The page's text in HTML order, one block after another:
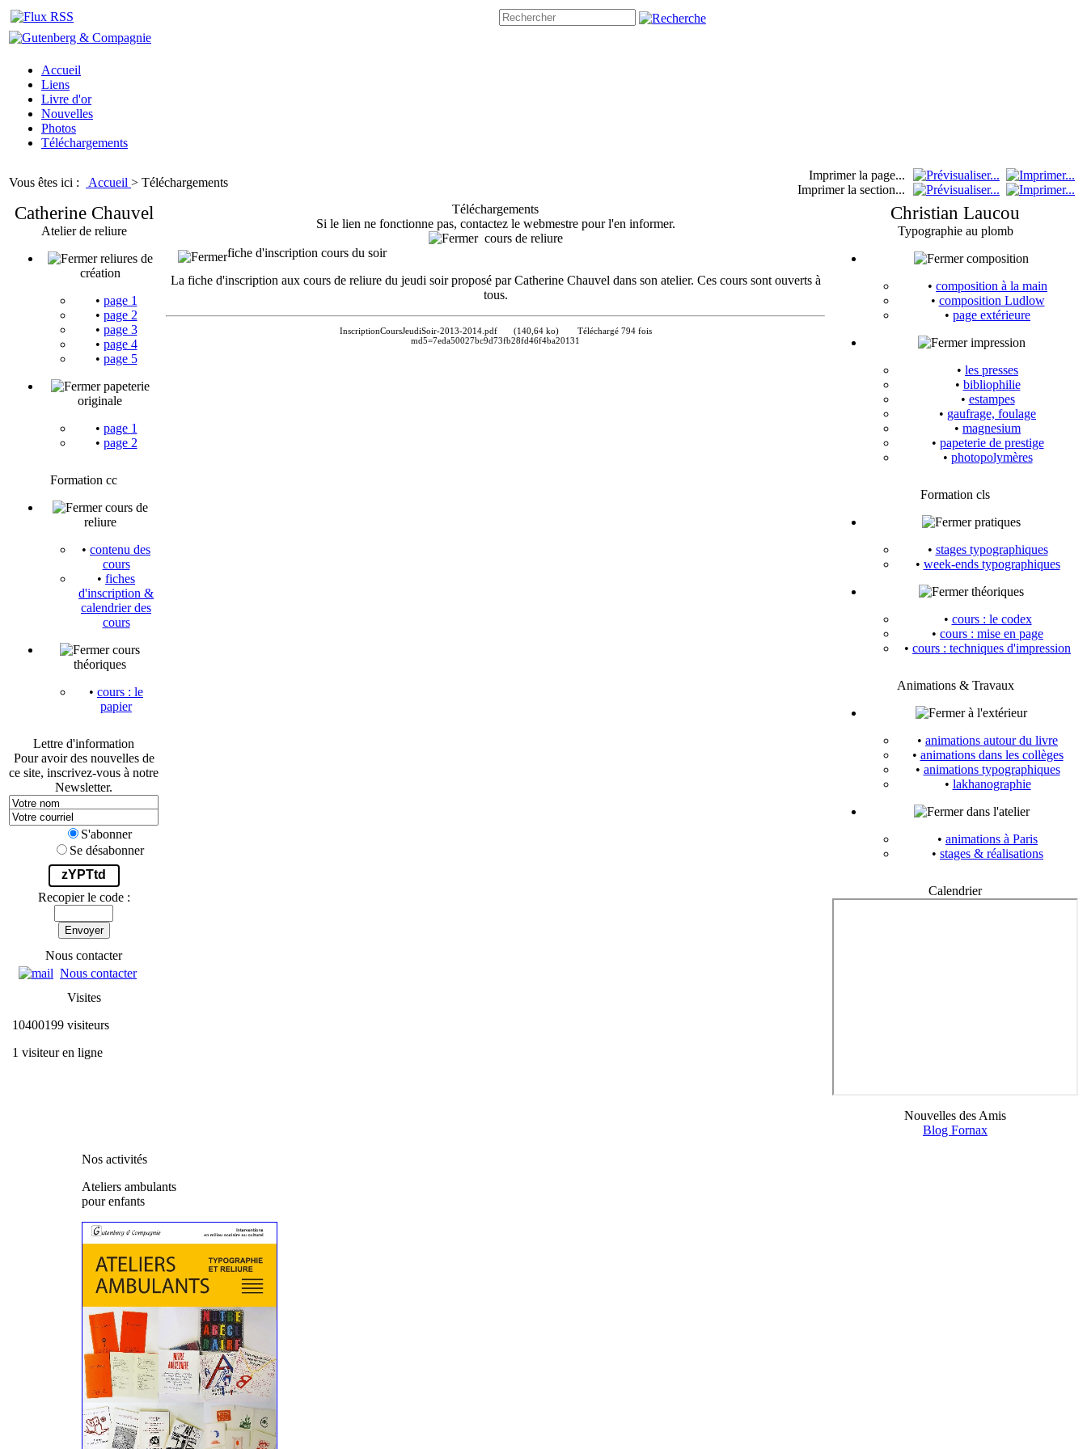
Accueil
Liens
Livre d'or
Nouvelles
Photos
Téléchargements
Vous êtes ici : Accueil > Téléchargements
Imprimer la page...
Imprimer la section...
Catherine Chauvel
Atelier de reliure
reliures de
création
• page 1
• page 2
• page 3
• page 4
• page 5
papeterie
originale
• page 1
• page 2
Formation cc
cours de
reliure
• contenu des
cours
• fiches
d'inscription &
calendrier des
cours
cours
théoriques
• cours : le
papier
Lettre d'information
Pour avoir des nouvelles de
ce site, inscrivez-vous à notre
Newsletter.
S'abonner
Se désabonner
zYPTtd
Recopier le code :
Envoyer
Nous contacter
Nous contacter
Visites
10400199 visiteurs
1 visiteur en ligne
Téléchargements
Si le lien ne fonctionne pas, contactez le webmestre pour l'en informer.
cours de reliure
fiche d'inscription cours du soir
La fiche d'inscription aux cours de reliure du jeudi soir proposé par Catherine Chauvel dans son atelier. Ces cours sont ouverts à
tous.
InscriptionCoursJeudiSoir-2013-2014.pdf (140,64 ko)
Téléchargé 794 fois
md5=7eda50027bc9d73fb28fd46f4ba20131
Christian Laucou
Typographie au plomb
composition
• composition à la main
• composition Ludlow
• page extérieure
impression
• les presses
• bibliophilie
• estampes
• gaufrage, foulage
• magnesium
• papeterie de prestige
• photopolymères
Formation cls
pratiques
• stages typographiques
• week-ends typographiques
théoriques
• cours : le codex
• cours : mise en page
• cours : techniques d'impression
Animations & Travaux
à l'extérieur
• animations autour du livre
• animations dans les collèges
• animations typographiques
• lakhanographie
dans l'atelier
• animations à Paris
• stages & réalisations
Calendrier
Nouvelles des Amis
Blog Fornax
Nos activités
Ateliers ambulants
pour enfants